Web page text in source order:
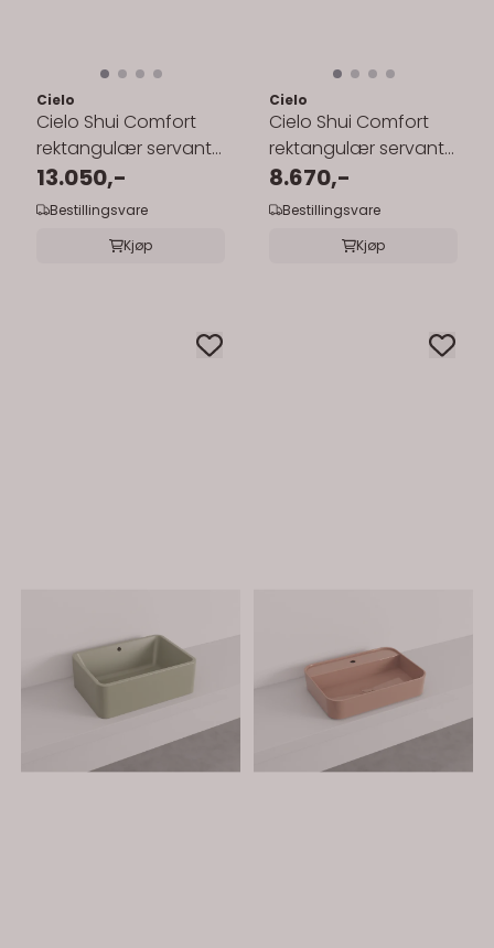
Cielo
Cielo Shui Comfort
rektangulær servant
100x42 cm
toppmontering
13.050,-
Bestillingsvare
Kjøp
Cielo
Cielo Shui Comfort
rektangulær servant
60x40 cm
toppmontering
8.670,-
Bestillingsvare
Kjøp